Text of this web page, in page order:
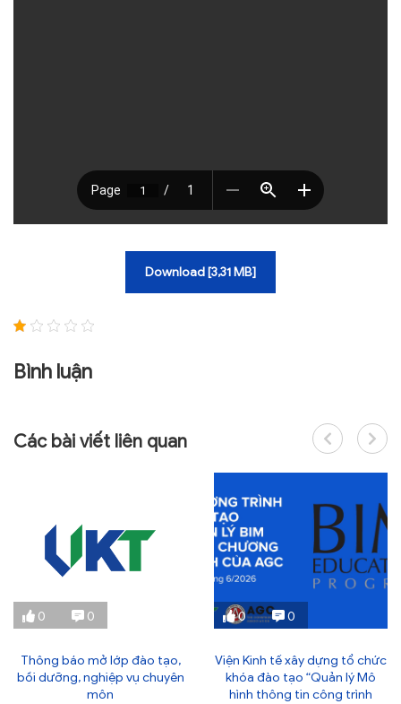
Download [3,31 MB]
Bình luận
Các bài viết liên quan
0 0
Thông báo mở lớp đào tạo,
bồi dưỡng, nghiệp vụ chuyên
môn
0 0
Viện Kinh tế xây dựng tổ chức
khóa đào tạo “Quản lý Mô
hình thông tin công trình